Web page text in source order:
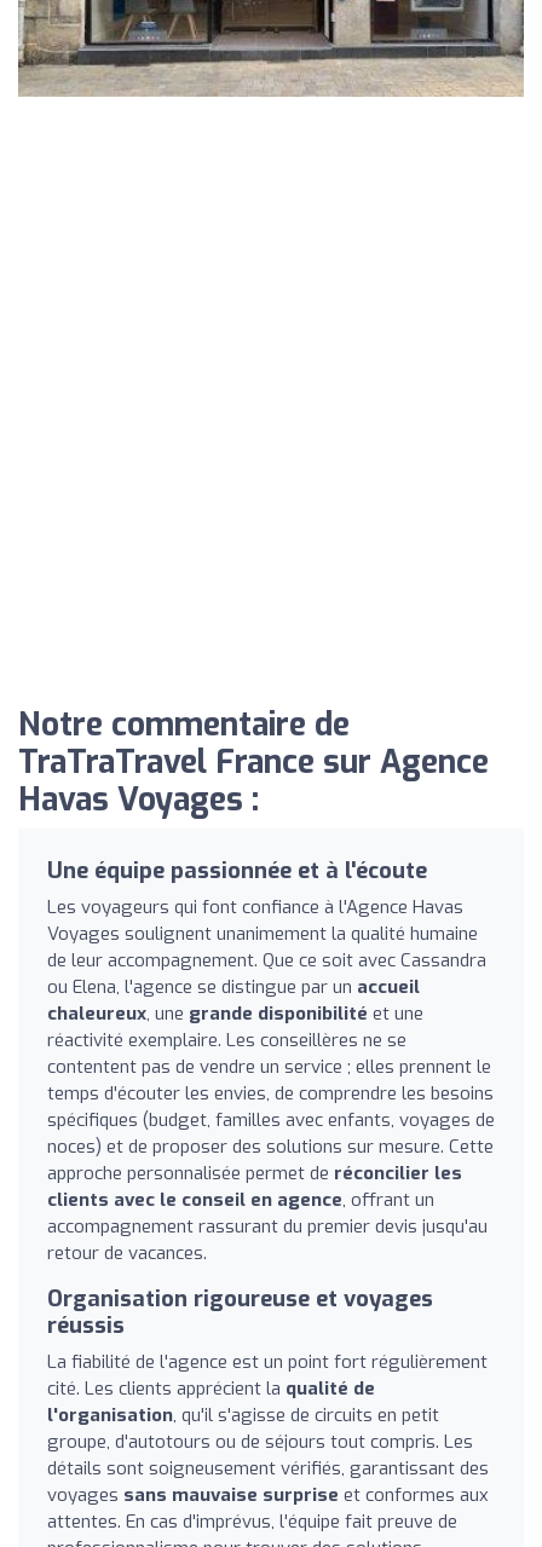
Notre commentaire de
TraTraTravel France sur Agence
Havas Voyages :
Une équipe passionnée et à l'écoute
Les voyageurs qui font confiance à l'Agence Havas
Voyages soulignent unanimement la qualité humaine
de leur accompagnement. Que ce soit avec Cassandra
ou Elena, l'agence se distingue par un accueil
chaleureux, une grande disponibilité et une
réactivité exemplaire. Les conseillères ne se
contentent pas de vendre un service ; elles prennent le
temps d'écouter les envies, de comprendre les besoins
spécifiques (budget, familles avec enfants, voyages de
noces) et de proposer des solutions sur mesure. Cette
approche personnalisée permet de réconcilier les
clients avec le conseil en agence, offrant un
accompagnement rassurant du premier devis jusqu'au
retour de vacances.
Organisation rigoureuse et voyages
réussis
La fiabilité de l'agence est un point fort régulièrement
cité. Les clients apprécient la qualité de
l'organisation, qu'il s'agisse de circuits en petit
groupe, d'autotours ou de séjours tout compris. Les
détails sont soigneusement vérifiés, garantissant des
voyages sans mauvaise surprise et conformes aux
attentes. En cas d'imprévus, l'équipe fait preuve de